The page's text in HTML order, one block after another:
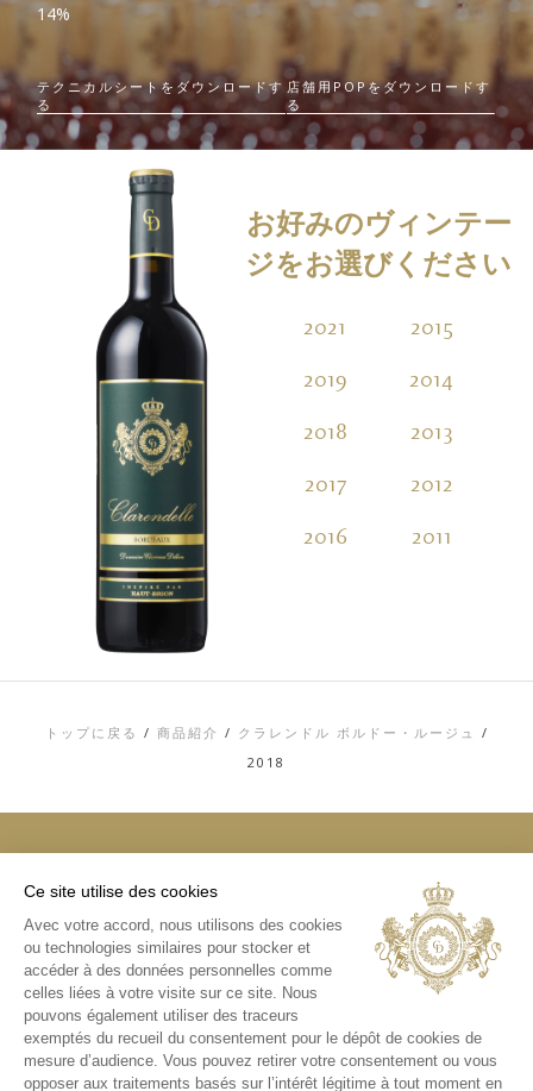
14%
テクニカルシートをダウンロードす
る
店舗用POPをダウンロードす
る
お好みのヴィンテー
ジをお選びください
2021
2019
2018
2017
2016
2015
2014
2013
2012
2011
トップに戻る / 商品紹介 / クラレンドル ボルドー・ルージュ
/
2018
お問い合わせ
利用規約
個人情報およびCOOKIE（クッキー）に関す
る方針
メディアライブラリ
インスタグラム
日本版インスタグラム
トップ
Ce site utilise des cookies
Avec votre accord, nous utilisons des cookies
ou technologies similaires pour stocker et
accéder à des données personnelles comme
celles liées à votre visite sur ce site. Nous
pouvons également utiliser des traceurs
exemptés du recueil du consentement pour le dépôt de cookies de
mesure d’audience. Vous pouvez retirer votre consentement ou vous
opposer aux traitements basés sur l’intérêt légitime à tout moment en